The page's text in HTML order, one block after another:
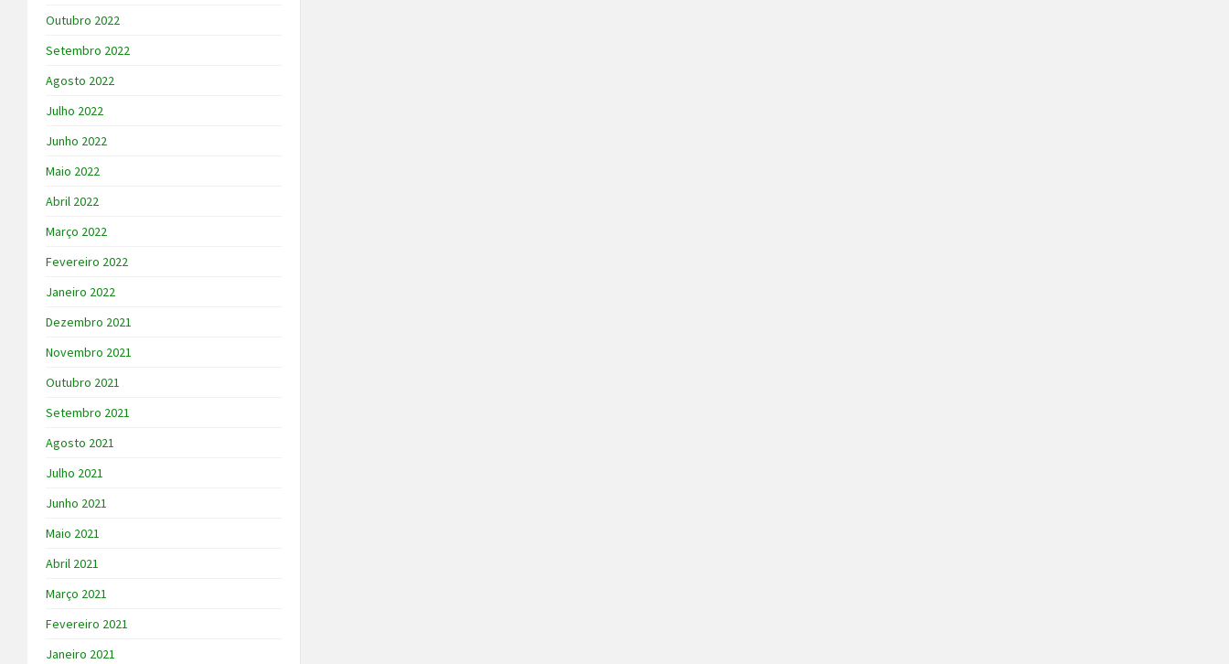
Outubro 2022
Setembro 2022
Agosto 2022
Julho 2022
Junho 2022
Maio 2022
Abril 2022
Março 2022
Fevereiro 2022
Janeiro 2022
Dezembro 2021
Novembro 2021
Outubro 2021
Setembro 2021
Agosto 2021
Julho 2021
Junho 2021
Maio 2021
Abril 2021
Março 2021
Fevereiro 2021
Janeiro 2021